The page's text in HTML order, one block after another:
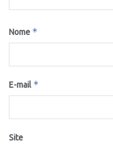
Nome *
E-mail *
Site